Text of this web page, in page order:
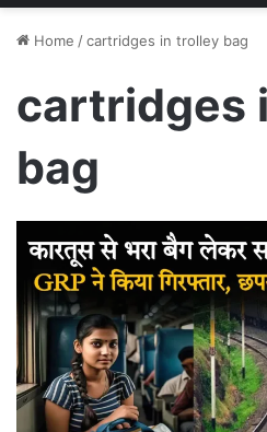
Home /cartridges in trolley bag
cartridges
bag